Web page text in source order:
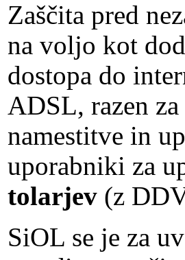
Zaščita pred
na voljo kot
dostopa do
ADSL, razen
namestitve in
uporabniki za
tolarjev (z
SiOL se je za